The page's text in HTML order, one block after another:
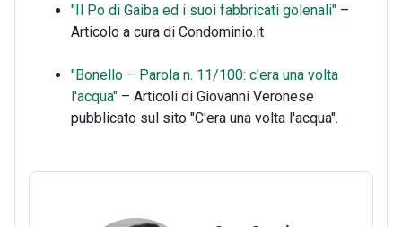
"Il Po di Gaiba ed i suoi fabbricati golenali" –
Articolo a cura di Condominio.it
"Bonello – Parola n. 11/100: c'era una volta
l'acqua" – Articoli di Giovanni Veronese
pubblicato sul sito "C'era una volta l'acqua".